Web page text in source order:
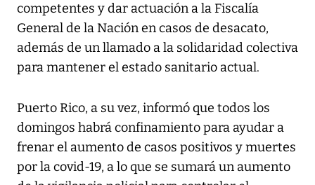
competentes y dar actuación a la Fiscalía
General de la Nación en casos de desacato,
además de un llamado a la solidaridad colectiva
para mantener el estado sanitario actual.
Puerto Rico, a su vez, informó que todos los
domingos habrá confinamiento para ayudar a
frenar el aumento de casos positivos y muertes
por la covid-19, a lo que se sumará un aumento